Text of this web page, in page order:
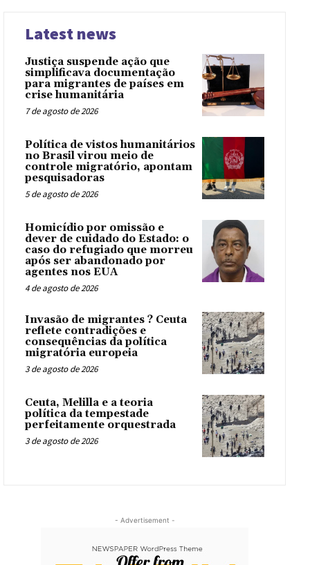
Latest news
Justiça suspende ação que
simplificava documentação
para migrantes de países em
crise humanitária
7 de agosto de 2026
Política de vistos humanitários
no Brasil virou meio de
controle migratório, apontam
pesquisadoras
5 de agosto de 2026
Homicídio por omissão e
dever de cuidado do Estado: o
caso do refugiado que morreu
após ser abandonado por
agentes nos EUA
4 de agosto de 2026
Invasão de migrantes ? Ceuta
reflete contradições e
consequências da política
migratória europeia
3 de agosto de 2026
Ceuta, Melilla e a teoria
política da tempestade
perfeitamente orquestrada
3 de agosto de 2026
- Advertisement -